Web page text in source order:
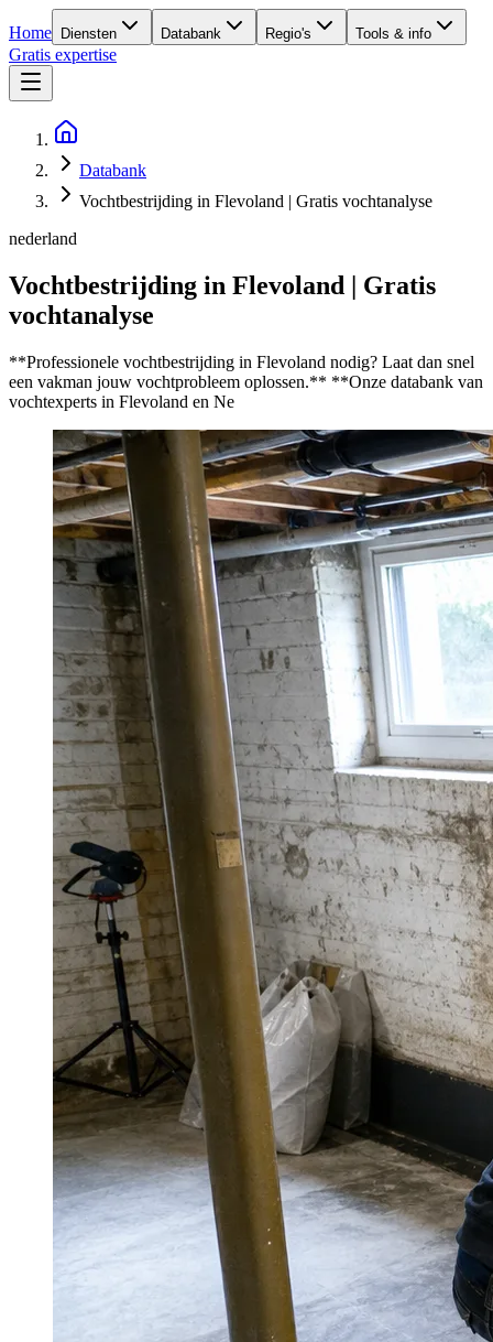
Home Diensten Databank Regio's Tools & info
Gratis expertise
Databank
Vochtbestrijding in Flevoland | Gratis vochtanalyse
nederland
Vochtbestrijding in Flevoland | Gratis
vochtanalyse
**Professionele vochtbestrijding in Flevoland nodig? Laat dan snel
een vakman jouw vochtprobleem oplossen.** **Onze databank van
vochtexperts in Flevoland en Ne